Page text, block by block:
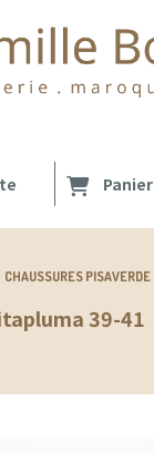
Panier
CHAUSSURES PISAVERDE
39-41